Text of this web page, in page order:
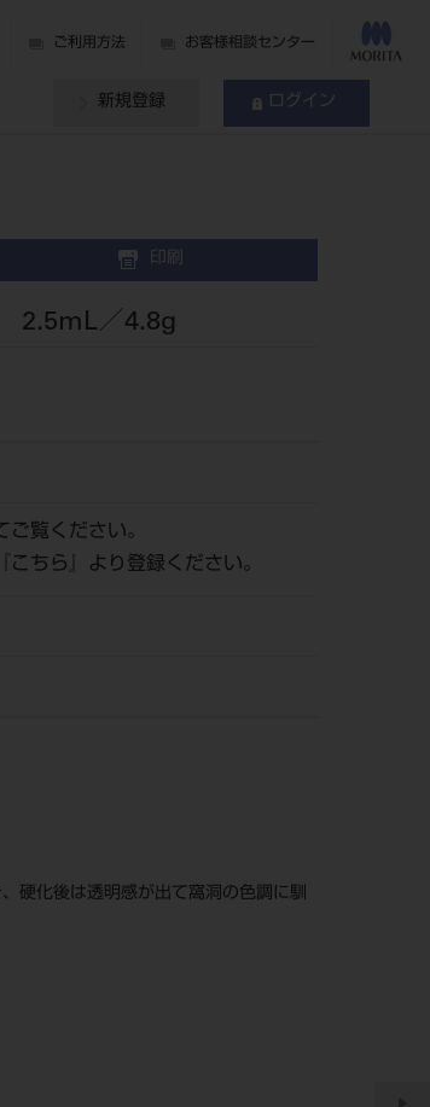
ご利用方法 お客様相談センター
新規登録 ログイン
印刷
2.5mL／4.8g
ご覧ください。
こちら 』より登録ください。
硬化後は透明感が出て窩洞の色調に馴